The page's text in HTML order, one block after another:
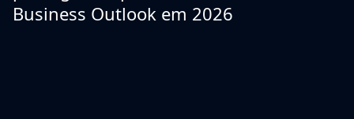
Business Outlook em 2026